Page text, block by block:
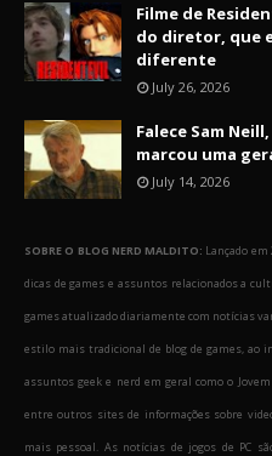
Filme de
do diretor, que
diferente
July 26, 2026
Falece Sam
marcou uma
July 14, 2026
SOBRE O BLOG NERD MALDITO: Lançado em
dicas de games e assuntos relacionados a
games atualizado diariamente com notícias
estilo mais tradicional de blog de games, ao
assuntos geek e nerd em geral como o
entre outros sites de informações sobre
mais pessoal. As notícias de jogos de PC